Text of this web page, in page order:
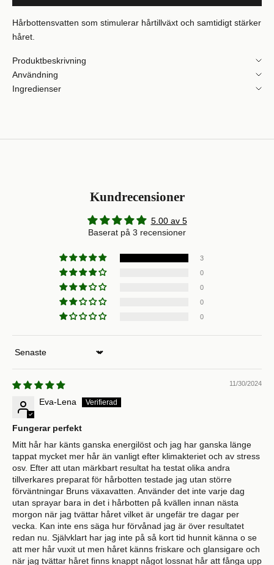
Hårbottensvatten som stimulerar hårtillväxt och samtidigt stärker
håret.
Produktbeskrivning
Användning
Ingredienser
Kundrecensioner
5.00 av 5
Baserat på 3 recensioner
3
0
0
0
0
Sort by
11/30/2024
Eva-Lena
Fungerar perfekt
Mitt hår har känts ganska energilöst och jag har ganska länge
tappat mycket mer hår än vanligt efter klimakteriet och av stress
osv. Efter att utan märkbart resultat ha testat olika andra
tillverkares preparat för hårbotten testade jag utan större
förväntningar Bruns växavatten. Använder det inte varje dag
utan sprayar bara in det i hårbotten på kvällen innan nästa
morgon när jag tvättar håret vilket är ungefär tre dagar per
vecka. Kan inte ens säga hur förvånad jag är över resultatet
redan nu. Självklart har jag inte på så kort tid hunnit känna o se
att mer hår vuxit ut men håret känns friskare och glansigare och
när jag tvättar håret finns knappt något lossnat hår att fånga upp